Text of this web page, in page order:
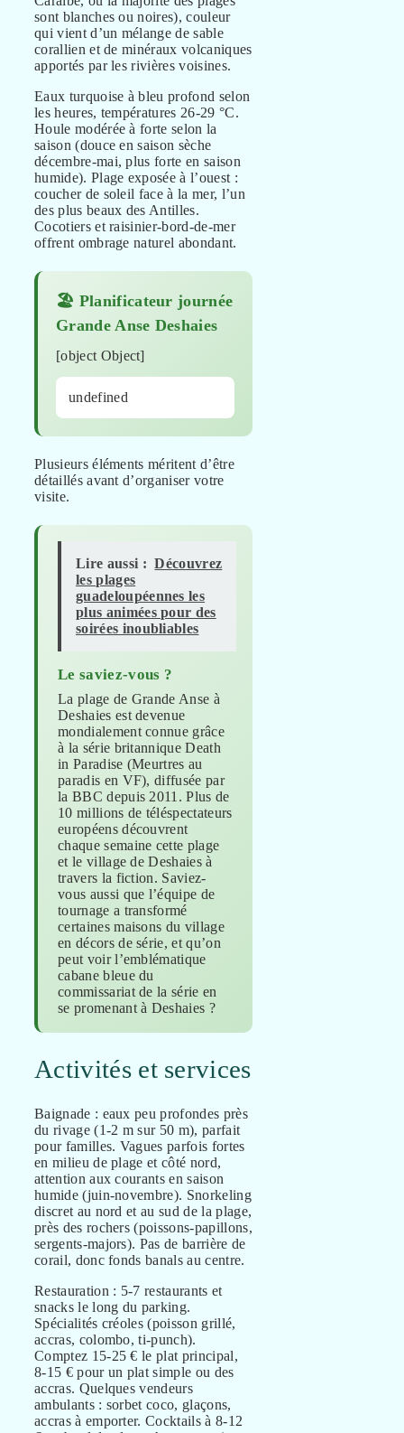
sont blanches ou noires), couleur
qui vient d’un mélange de sable
corallien et de minéraux volcaniques
apportés par les rivières voisines.
Eaux turquoise à bleu profond selon
les heures, températures 26-29 °C.
Houle modérée à forte selon la
saison (douce en saison sèche
décembre-mai, plus forte en saison
humide). Plage exposée à l’ouest :
coucher de soleil face à la mer, l’un
des plus beaux des Antilles.
Cocotiers et raisinier-bord-de-mer
offrent ombrage naturel abondant.
🏖️ Planificateur journée
Grande Anse Deshaies
[object Object]
undefined
Plusieurs éléments méritent d’être
détaillés avant d’organiser votre
visite.
Lire aussi : Découvrez
les plages
guadeloupéennes les
plus animées pour des
soirées inoubliables
Le saviez-vous ?
La plage de Grande Anse à
Deshaies est devenue
mondialement connue grâce
à la série britannique Death
in Paradise (Meurtres au
paradis en VF), diffusée par
la BBC depuis 2011. Plus de
10 millions de téléspectateurs
européens découvrent
chaque semaine cette plage
et le village de Deshaies à
travers la fiction. Saviez-
vous aussi que l’équipe de
tournage a transformé
certaines maisons du village
en décors de série, et qu’on
peut voir l’emblématique
cabane bleue du
commissariat de la série en
se promenant à Deshaies ?
Activités et services
Baignade : eaux peu profondes près
du rivage (1-2 m sur 50 m), parfait
pour familles. Vagues parfois fortes
en milieu de plage et côté nord,
attention aux courants en saison
humide (juin-novembre). Snorkeling
discret au nord et au sud de la plage,
près des rochers (poissons-papillons,
sergents-majors). Pas de barrière de
corail, donc fonds banals au centre.
Restauration : 5-7 restaurants et
snacks le long du parking.
Spécialités créoles (poisson grillé,
accras, colombo, ti-punch).
Comptez 15-25 € le plat principal,
8-15 € pour un plat simple ou des
accras. Quelques vendeurs
ambulants : sorbet coco, glaçons,
accras à emporter. Cocktails à 8-12